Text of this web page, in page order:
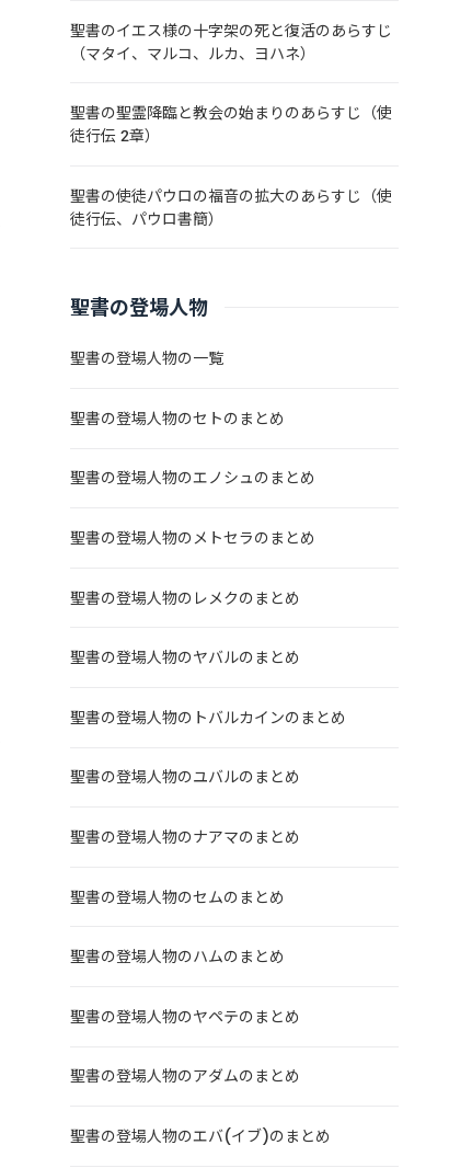
聖書のイエス様の十字架の死と復活のあらすじ
（マタイ、マルコ、ルカ、ヨハネ）
聖書の聖霊降臨と教会の始まりのあらすじ（使
徒行伝 2章）
聖書の使徒パウロの福音の拡大のあらすじ（使
徒行伝、パウロ書簡）
聖書の登場人物
聖書の登場人物の一覧
聖書の登場人物のセトのまとめ
聖書の登場人物のエノシュのまとめ
聖書の登場人物のメトセラのまとめ
聖書の登場人物のレメクのまとめ
聖書の登場人物のヤバルのまとめ
聖書の登場人物のトバルカインのまとめ
聖書の登場人物のユバルのまとめ
聖書の登場人物のナアマのまとめ
聖書の登場人物のセムのまとめ
聖書の登場人物のハムのまとめ
聖書の登場人物のヤペテのまとめ
聖書の登場人物のアダムのまとめ
聖書の登場人物のエバ(イブ)のまとめ